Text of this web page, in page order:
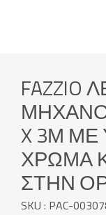
FAZZIO
X 3Μ
ΧΡΏΜΑ
ΣΤΗΝ
SKU : PAC-